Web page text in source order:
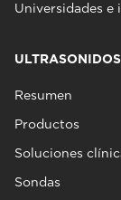
Universidades e
ULTRASONIDOS
Resumen
Productos
Soluciones
Sondas